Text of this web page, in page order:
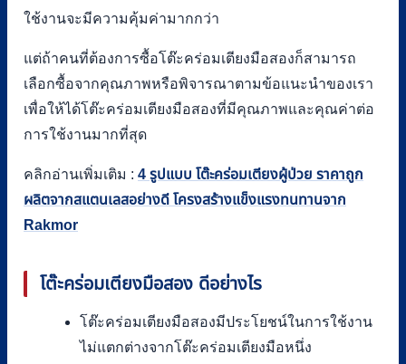
ใช้งานจะมีความคุ้มค่ามากกว่า
แต่ถ้าคนที่ต้องการซื้อโต๊ะคร่อมเตียงมือสองก็สามารถ
เลือกซื้อจากคุณภาพหรือพิจารณาตามข้อแนะนำของเรา
เพื่อให้ได้โต๊ะคร่อมเตียงมือสองที่มีคุณภาพและคุณค่าต่อ
การใช้งานมากที่สุด
คลิกอ่านเพิ่มเติม : 4 รูปแบบ โต๊ะคร่อมเตียงผู้ป่วย ราคาถูก
ผลิตจากสแตนเลสอย่างดี โครงสร้างแข็งแรงทนทานจาก
Rakmor
โต๊ะคร่อมเตียงมือสอง ดีอย่างไร
โต๊ะคร่อมเตียงมือสองมีประโยชน์ในการใช้งาน
ไม่แตกต่างจากโต๊ะคร่อมเตียงมือหนึ่ง